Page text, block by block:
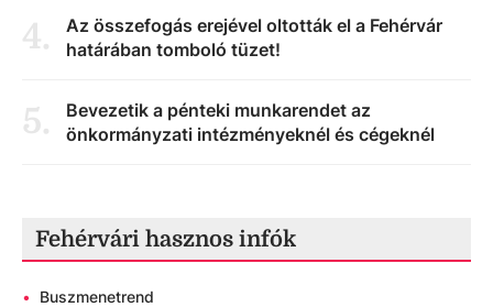
4.
Az összefogás erejével oltották el a Fehérvár
határában tomboló tüzet!
5.
Bevezetik a pénteki munkarendet az
önkormányzati intézményeknél és cégeknél
Fehérvári hasznos infók
• Buszmenetrend